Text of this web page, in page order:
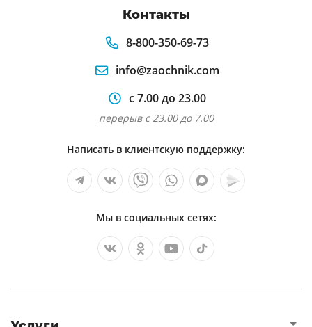
Контакты
8-800-350-69-73
info@zaochnik.com
с 7.00 до 23.00
перерыв с 23.00 до 7.00
Написать в клиентскую поддержку:
Мы в социальных сетях: